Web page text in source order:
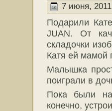
7 июня,
Подарили
JUAN. От
складочки
Катя ей мамой
Малышка
поиграли в
Пока были
конечно,